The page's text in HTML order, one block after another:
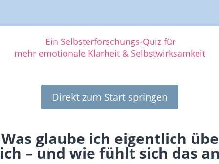
Ein Selbsterforschungs-Quiz für
mehr emotionale Klarheit & Selbstwirksamkeit
Direkt zum Start springen
glaube ich eigentlich
– und wie fühlt sich das